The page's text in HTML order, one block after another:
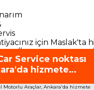
için Maslak'ta
service-turkiyede-2-
Service noktası
hizmete